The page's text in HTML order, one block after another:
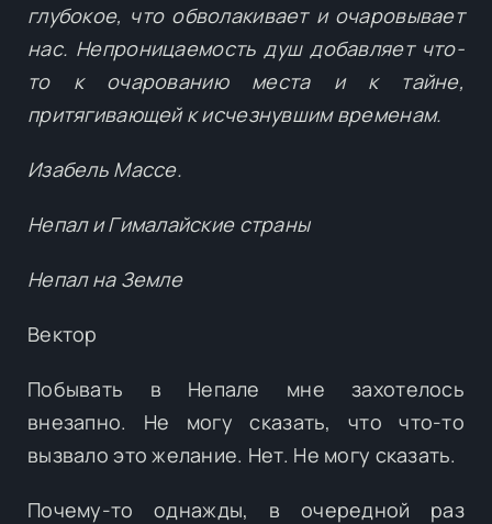
глубокое, что обволакивает и очаровывает
нас. Непроницаемость душ добавляет что-
то к очарованию места и к тайне,
притягивающей к исчезнувшим временам.
Изабель Массе.
Непал и Гималайские страны
Непал на Земле
Вектор
Побывать в Непале мне захотелось
внезапно. Не могу сказать, что что-то
вызвало это желание. Нет. Не могу сказать.
Почему-то однажды, в очередной раз